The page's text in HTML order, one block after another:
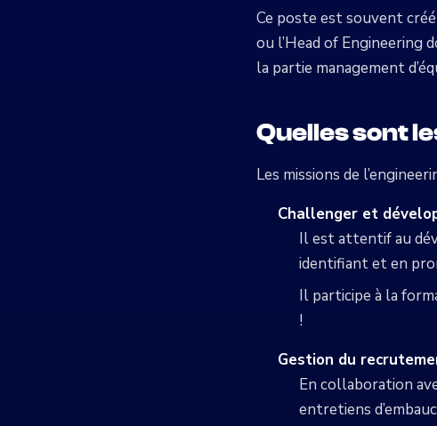
Ce poste est souvent
ou l’Head of Engineering
la partie management
Quelles sont
Les missions de
Challenger et
Il est attentif au
identifiant et en
Il participe à la
!
Gestion du
En collaboration
entretiens